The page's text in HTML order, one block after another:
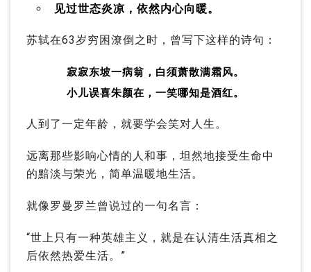
见过世态炎凉，依然内心向暖。
苏轼在63岁穷困潦倒之时，曾写下这样的诗句：
寂寂东坡一病翁，白须萧散满霜风。
小儿误喜朱颜在，一笑哪知是酒红。
人到了一定年龄，就要学会笑对人生。
远离那些影响心情的人和事，坦然地接受生命中
的黯淡与荣光，简单温暖地生活。
就像罗曼罗兰曾说过的一句名言：
“世上只有一种英雄主义，就是在认清生活真相之
后依然热爱生活。”